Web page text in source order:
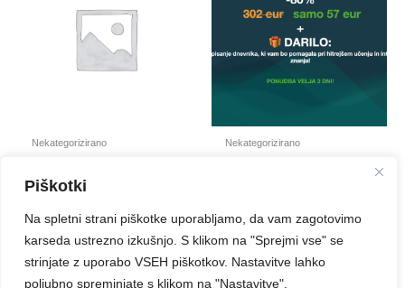
Piškotki
Na spletni strani piškotke uporabljamo, da vam zagotovimo
karseda ustrezno izkušnjo. S klikom na "Sprejmi vse" se
strinjate z uporabo VSEH piškotkov. Nastavitve lahko
poljubno spreminjate s klikom na "Nastavitve".
Nekategorizirano Nekategorizirano
Add to cart